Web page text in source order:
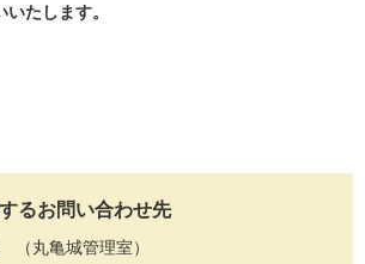
たします。
るお問い合わせ先
丸亀城管理室